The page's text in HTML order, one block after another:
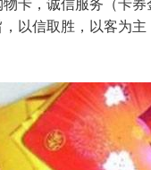
以信取胜，以客为